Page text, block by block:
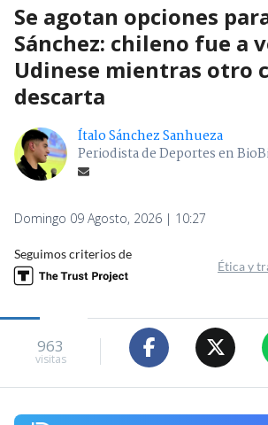
Se agotan opciones
Sánchez: chileno fue a
Udinese mientras otro
descarta
Ítalo Sánchez Sanhueza
Periodista de Deportes en
Domingo 09 Agosto, 2026 | 10:27
Seguimos criterios de
Ética y
963
visitas